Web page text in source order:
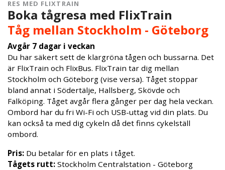
RES MED FLIXTRAIN
Boka tågresa med FlixTrain
Tåg mellan Stockholm - Göteborg
Avgår 7 dagar i veckan
Du har säkert sett de klargröna tågen och bussarna. Det
är FlixTrain och FlixBus. FlixTrain tar dig mellan
Stockholm och Göteborg (vise versa). Tåget stoppar
bland annat i Södertälje, Hallsberg, Skövde och
Falköping. Tåget avgår flera gånger per dag hela veckan.
Ombord har du fri Wi-Fi och USB-uttag vid din plats. Du
kan också ta med dig cykeln då det finns cykelställ
ombord.
Pris: Du betalar för en plats i tåget.
Tågets rutt: Stockholm Centralstation - Göteborg